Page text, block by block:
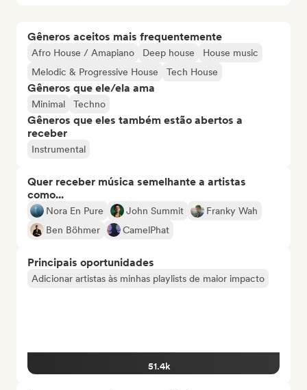
Gêneros aceitos mais frequentemente
Afro House / Amapiano Deep house
House music
Melodic & Progressive House
Tech House
Gêneros que ele/ela ama
Minimal Techno
Gêneros que eles também estão abertos a
receber
Instrumental
Quer receber música semelhante a artistas
como...
Nora En Pure John Summit
Franky Wah
Ben Böhmer
CamelPhat
Principais oportunidades
Adicionar artistas às minhas playlists de maior impacto
51.4k